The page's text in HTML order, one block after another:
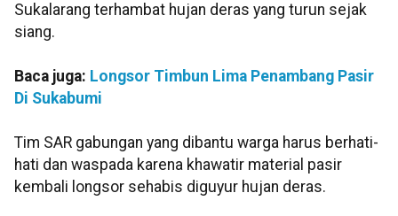
Sukalarang terhambat hujan deras yang turun sejak
siang.
Baca juga: Longsor Timbun Lima Penambang Pasir
Di Sukabumi
Tim SAR gabungan yang dibantu warga harus berhati-
hati dan waspada karena khawatir material pasir
kembali longsor sehabis diguyur hujan deras.